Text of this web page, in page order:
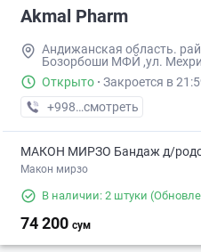
Akmal Pharm
Андижанская область.
Бозорбоши МФЙ ,ул.
Открыто · Закроется в
+998 (88) XXX-XX-XX
смотреть
МАКОН МИРЗО Бандаж д/
Макон мирзо
В наличии: 2 штуки
74 200 сум